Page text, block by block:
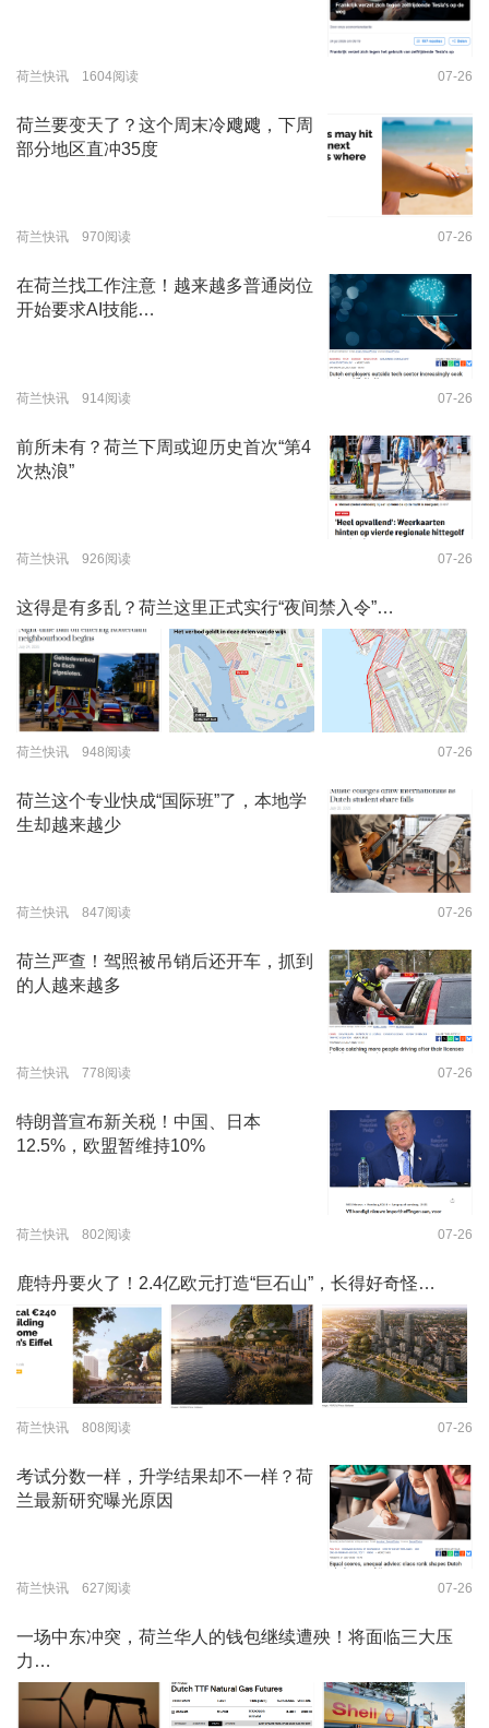
荷兰快讯 1604阅读 07-26
荷兰要变天了？这个周末冷飕飕，下周
部分地区直冲35度
荷兰快讯 970阅读 07-26
在荷兰找工作注意！越来越多普通岗位
开始要求AI技能…
荷兰快讯 914阅读 07-26
前所未有？荷兰下周或迎历史首次“第4
次热浪”
荷兰快讯 926阅读 07-26
这得是有多乱？荷兰这里正式实行“夜间禁入令”…
荷兰快讯 948阅读 07-26
荷兰这个专业快成“国际班”了，本地学
生却越来越少
荷兰快讯 847阅读 07-26
荷兰严查！驾照被吊销后还开车，抓到
的人越来越多
荷兰快讯 778阅读 07-26
特朗普宣布新关税！中国、日本
12.5%，欧盟暂维持10%
荷兰快讯 802阅读 07-26
鹿特丹要火了！2.4亿欧元打造“巨石山”，长得好奇怪…
荷兰快讯 808阅读 07-26
考试分数一样，升学结果却不一样？荷
兰最新研究曝光原因
荷兰快讯 627阅读 07-26
一场中东冲突，荷兰华人的钱包继续遭殃！将面临三大压
力…